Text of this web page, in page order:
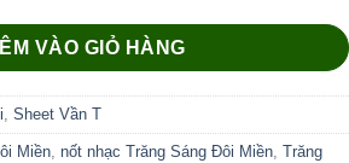
VÀO GIỎ HÀNG
, Sheet Vần T
Miền, nốt nhạc Trăng Sáng Đôi Miền, Trăng